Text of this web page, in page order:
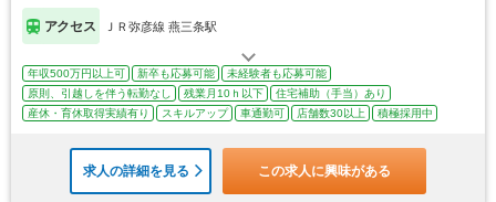
アクセス ＪＲ弥彦線 燕三条駅
年収500万円以上可 新卒も応募可能
未経験者も応募可能
原則、引越しを伴う転勤なし
残業月10ｈ以下
住宅補助（手当）あり
産休・育休取得実績有り
スキルアップ 車通勤可 店舗数30以上 積極採用中
求人の詳細を見る この求人に興味がある